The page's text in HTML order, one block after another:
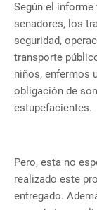
Según el
senadores, los
seguridad,
transporte
niños, enfermos
obligación de
estupefacientes.
Pero, esta no
realizado este
entregado.